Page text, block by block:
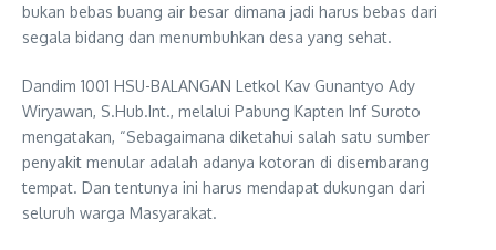
bukan bebas buang air besar dimana jadi harus bebas dari
segala bidang dan menumbuhkan desa yang sehat.
Dandim 1001 HSU-BALANGAN Letkol Kav Gunantyo Ady
Wiryawan, S.Hub.Int., melalui Pabung Kapten Inf Suroto
mengatakan, “Sebagaimana diketahui salah satu sumber
penyakit menular adalah adanya kotoran di disembarang
tempat. Dan tentunya ini harus mendapat dukungan dari
seluruh warga Masyarakat.